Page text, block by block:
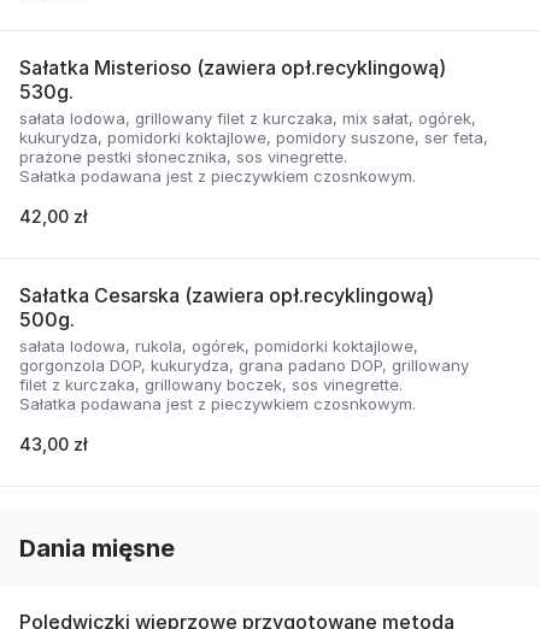
Sałatka Misterioso (zawiera opł.recyklingową)
530g.
sałata lodowa, grillowany filet z kurczaka, mix sałat, ogórek,
kukurydza, pomidorki koktajlowe, pomidory suszone, ser feta,
prażone pestki słonecznika, sos vinegrette.
Sałatka podawana jest z pieczywkiem czosnkowym.
42,00 zł
Sałatka Cesarska (zawiera opł.recyklingową)
500g.
sałata lodowa, rukola, ogórek, pomidorki koktajlowe,
gorgonzola DOP, kukurydza, grana padano DOP, grillowany
filet z kurczaka, grillowany boczek, sos vinegrette.
Sałatka podawana jest z pieczywkiem czosnkowym.
43,00 zł
Dania mięsne
Polędwiczki wieprzowe przygotowane metodą